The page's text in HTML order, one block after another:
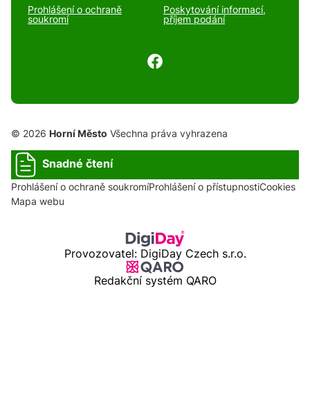
Prohlášení o ochraně
soukromí
Poskytování informací,
příjem podání
© 2026 Horní Město Všechna práva vyhrazena
Snadné čtení
Prohlášení o ochraně soukromíProhlášení o přístupnostiCookies
Mapa webu
Provozovatel: DigiDay Czech s.r.o.
Redakční systém QARO